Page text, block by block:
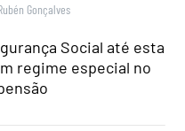
Gonçalves
Social até esta
regime especial no